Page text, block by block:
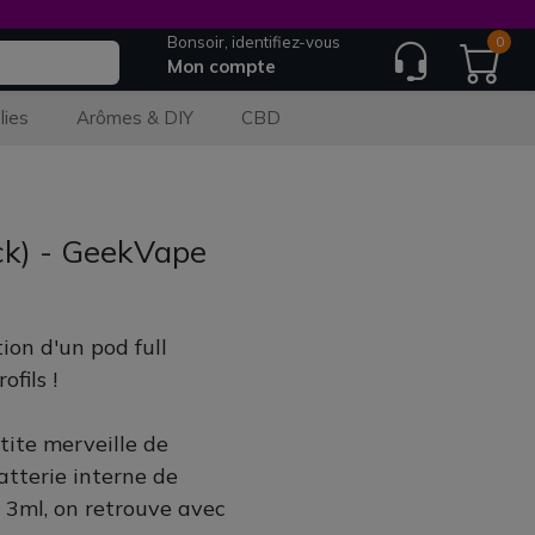
Bonsoir, identifiez-vous
Mon compte
0
Arômes & DIY CBD
- GeekVape
d'un pod full
!
merveille de
interne de
on retrouve avec